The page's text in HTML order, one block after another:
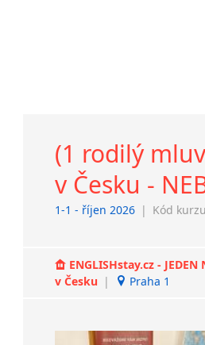
(1 rodilý
v Česku -
1-1 - říjen 2026 | Kód kurzu
ENGLISHstay.cz -
v Česku | Praha 1